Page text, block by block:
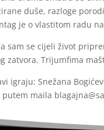
duše, razloge
je o vlastitom radu
sam se cijeli život
zatvora. Trijumfima
igraju: Snežana
maila